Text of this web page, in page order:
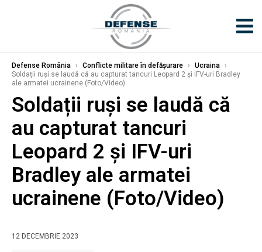
Defense România › Conflicte militare în defășurare › Ucraina ›
Soldații ruși se laudă că au capturat tancuri Leopard 2 și IFV-uri Bradley
ale armatei ucrainene (Foto/Video)
Soldații ruși se laudă că
au capturat tancuri
Leopard 2 și IFV-uri
Bradley ale armatei
ucrainene (Foto/Video)
12 DECEMBRIE 2023